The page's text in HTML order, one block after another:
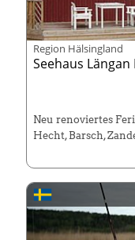
Region Hälsingland
Seehaus Längan
Neu renoviertes
Hecht, Barsch,
Super für